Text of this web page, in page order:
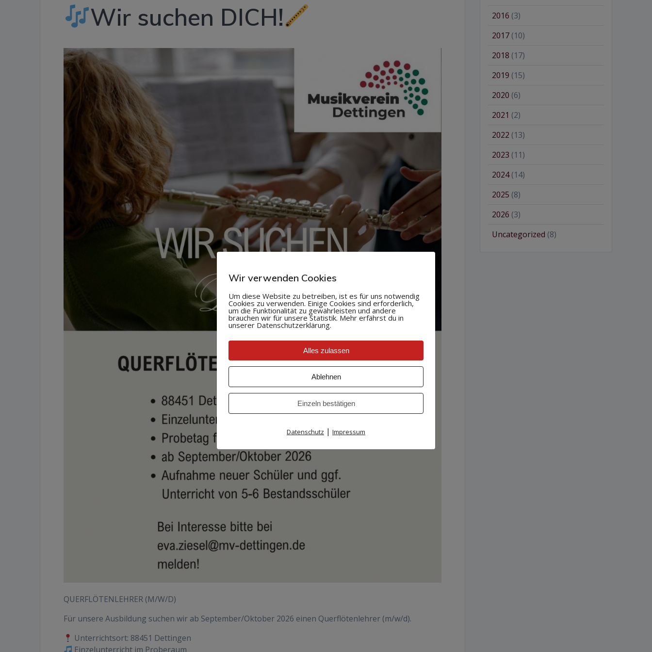
Wir suchen DICH!
QUERFLÖTENLEHRER (M/W/D)
Für unsere Ausbildung suchen wir ab September/Oktober 2026 einen Querflötenlehrer (m/w/d).
Unterrichtsort: 88451 Dettingen
Einzelunterricht im Proberaum
2016 (3)
2017 (10)
2018 (17)
2019 (15)
2020 (6)
2021 (2)
2022 (13)
2023 (11)
2024(14)
2025 (8)
2026 (3)
Uncategorized (8)
Wir verwenden Cookies
Um diese Website zu betreiben, ist es für uns notwendig
Cookies zu verwenden. Einige Cookies sind erforderlich,
um die Funktionalität zu gewährleisten und andere
brauchen wir für unsere Statistik. Mehr erfährst du in
unserer Datenschutzerklärung.
Alles zulassen
Ablehnen
Einzeln bestätigen
Datenschutz | Impressum